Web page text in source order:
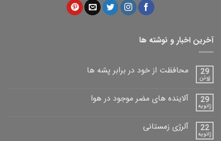
آخرین اخبار و نوشته ها
29
ژوئن
محافظت از خود در برابر پشه ها
29
ژانویه
آلاینده های مضر موجود در هوا
22
ژانویه
آلرژی زمستانی